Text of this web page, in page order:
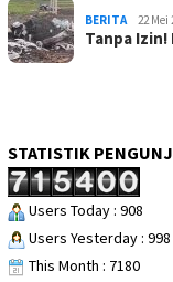
BERITA 22 Mei
Tanpa
STATISTIK
Users Today : 908
Users Yesterday : 998
This Month : 7180